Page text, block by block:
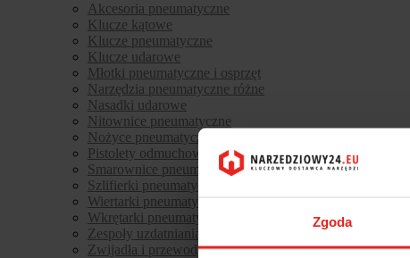
Zgoda
Akcesoria pneumatyczne
Klucze kątowe
Klucze pneumatyczne
Klucze udarowe
Młotki pneumatyczne i osprzęt
Narzędzia pneumatyczne różne
Nasadki udarowe
Nitownice pneumatyczne
Nożyce pneumatyczne
Pistolety odmuchowe i lakierniczne
Smarownice pneumatyczne
Szlifierki pneumatyczne
Wiertarki pneumatyczne
Wkrętarki pneumatyczne
Zespoły uzdatniania powietrza i materiały
Zwijadła i przewody ciśnieniowe